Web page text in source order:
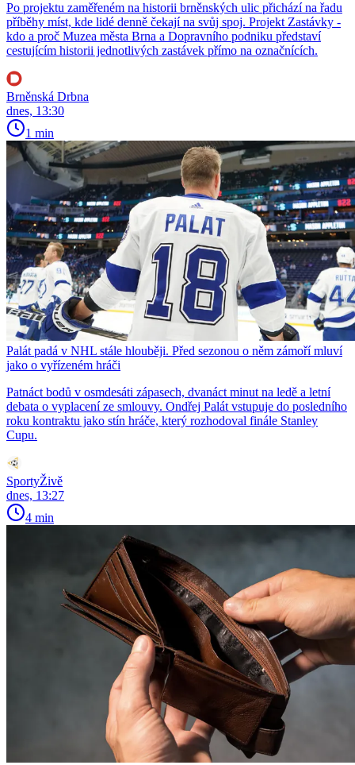
Po projektu zaměřeném na historii brněnských ulic přichází na řadu
příběhy míst, kde lidé denně čekají na svůj spoj. Projekt Zastávky -
kdo a proč Muzea města Brna a Dopravního podniku představí
cestujícím historii jednotlivých zastávek přímo na označnících.
Brněnská Drbna
dnes, 13:30
1 min
Palát padá v NHL stále hlouběji. Před sezonou o něm zámoří mluví
jako o vyřízeném hráči
Patnáct bodů v osmdesáti zápasech, dvanáct minut na ledě a letní
debata o vyplacení ze smlouvy. Ondřej Palát vstupuje do posledního
roku kontraktu jako stín hráče, který rozhodoval finále Stanley
Cupu.
SportyŽivě
dnes, 13:27
4 min